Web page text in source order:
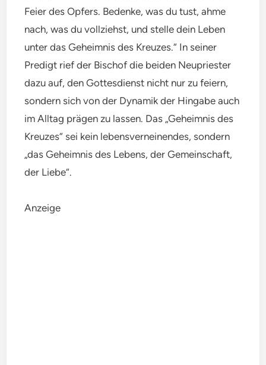
Feier des Opfers. Bedenke, was du tust, ahme
nach, was du vollziehst, und stelle dein Leben
unter das Geheimnis des Kreuzes.“ In seiner
Predigt rief der Bischof die beiden Neupriester
dazu auf, den Gottesdienst nicht nur zu feiern,
sondern sich von der Dynamik der Hingabe auch
im Alltag prägen zu lassen. Das „Geheimnis des
Kreuzes“ sei kein lebensverneinendes, sondern
„das Geheimnis des Lebens, der Gemeinschaft,
der Liebe“.
Anzeige